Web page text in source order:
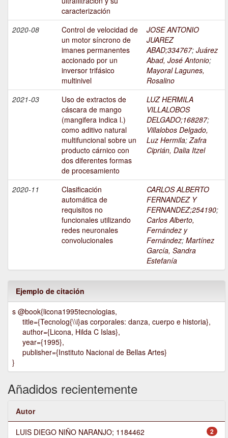
caracterización
2020-08
Control de velocidad de
un motor síncrono de
imanes permanentes
accionado por un
inversor trifásico
multinivel
JOSE ANTONIO
JUAREZ
ABAD;334767; Juárez
Abad, José Antonio;
Mayoral Lagunes,
Rosalino
2021-03
Uso de extractos de
cáscara de mango
(mangifera indica l.)
como aditivo natural
multifuncional sobre un
producto cárnico con
dos diferentes formas
de procesamiento
LUZ HERMILA
VILLALOBOS
DELGADO;168287;
Villalobos Delgado,
Luz Hermila;Zafra
Ciprián, Dalia Itzel
2020-11
Clasificación
automática de
requisitos no
funcionales utilizando
redes neuronales
convolucionales
CARLOS ALBERTO
FERNANDEZ Y
FERNANDEZ;254190;
Carlos Alberto,
Fernández y
Fernández; Martínez
García, Sandra
Estefanía
Ejemplo de citación
s @book{licona1995tecnologias,
title={Tecnolog{\\i}as corporales: danza, cuerpo e historia},
author={Licona, Hilda C Islas},
year={1995},
publisher={Instituto Nacional de Bellas Artes}
}
Añadidos recientemente
Autor
2
LUIS DIEGO NIÑO NARANJO; 1184462